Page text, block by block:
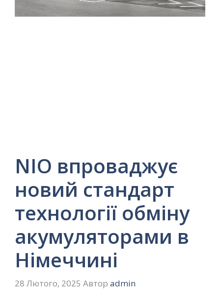
NIO впроваджує
новий стандарт
технології обміну
акумуляторами в
Німеччині
28 Лютого, 2025 Автор admin